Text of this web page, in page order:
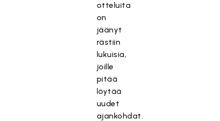
otteluita
on
jäänyt
rästiin
lukuisia,
joille
pitää
löytää
uudet
ajankohdat.